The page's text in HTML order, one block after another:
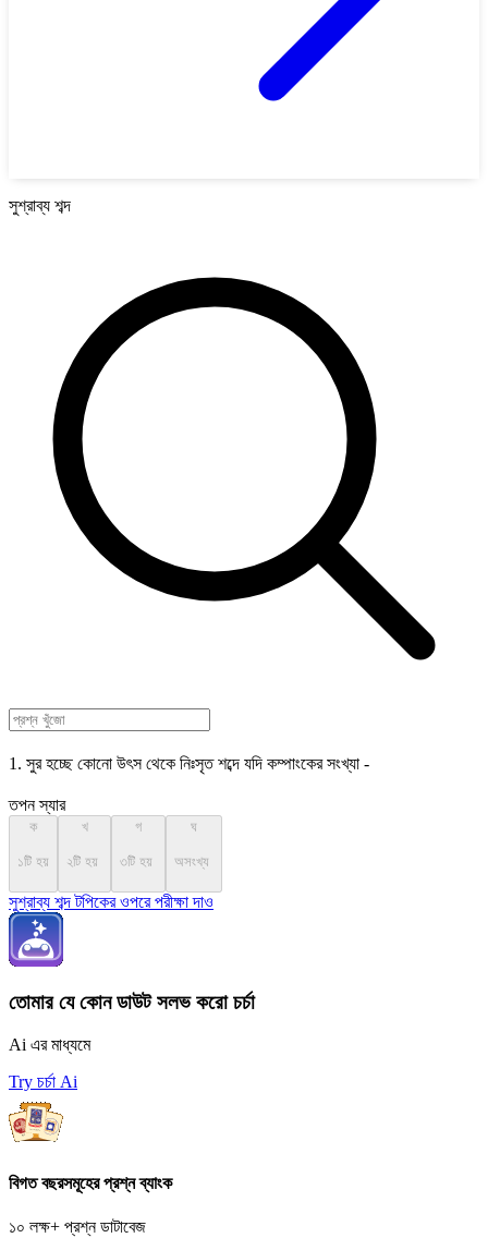
সুশ্রাব্য শব্দ
1. সুর হচ্ছে কোনো উৎস থেকে নিঃসৃত শব্দে যদি কম্পাংকের সংখ্যা -
তপন স্যার
ক
১টি হয়
খ
২টি হয়
গ
৩টি হয়
ঘ
অসংখ্য
সুশ্রাব্য শব্দ টপিকের ওপরে পরীক্ষা দাও
তোমার যে কোন ডাউট সলভ করো চর্চা
Ai এর মাধ্যমে
Try চর্চা Ai
বিগত বছরসমূহের প্রশ্ন ব্যাংক
১০ লক্ষ+ প্রশ্ন ডাটাবেজ